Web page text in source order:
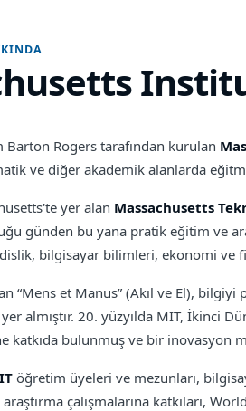
Barton Rogers tarafından kurulan
ve diğer akademik alanlarda
yer alan Massachusetts
günden bu yana pratik eğitim ve
bilgisayar bilimleri, ekonomi
“Mens et Manus” (Akıl ve El),
almıştır. 20. yüzyılda MIT, İkinci
katkıda bulunmuş ve bir inovasyon
öğretim üyeleri ve mezunları,
çalışmalarına katkıları,